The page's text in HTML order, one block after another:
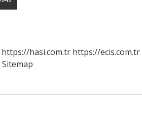
https://hasi.com.tr https://ecis.com.tr
Sitemap